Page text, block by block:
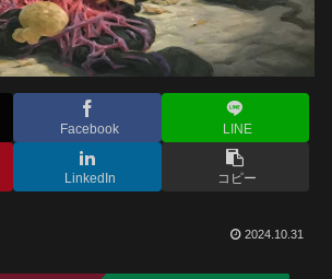
Facebook LINE
LinkedIn コピー
2024.10.31